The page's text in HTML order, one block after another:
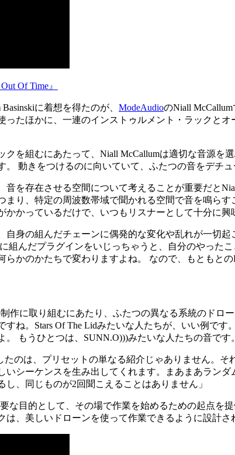
Of Time』
に着想を得たのが、 ModeAudioのNiall
ったほかに、一連のインストゥルメント・ラックと
クを組むにあたって、Niall McCallumは適切な音源を
。 動きをつけるのに向いていて、ふたつの音をデチ
音を存在させる空間について考えることが重要だと
まり、特定の周波数帯域で聞かれる空間で音を鳴ら
かかっているだけで、いつもリスナーとして十分に興
自身の組んだチェーンに偶発的な変化や乱れが一切
組んだプラグインをいじっちゃうと、自分のやった
らかのかたちで変わりますよね。 なので、もともと
作に取り組むにあたり、ふたつの異なる系統のドロ
すね。Stars Of The Lidみたいな人たちが、いい例で
。 もうひとつは、SUNN.O)))みたいな人たちの音で
たのは、プリセットの単なる紹介じゃありません。
いシーケンスを生み出してくれます。まあまあラン
し、同じものが2回聞こえることはありません」
な目的として、その場で作業を始めるための起点を
は、美しいドローンを使って作業できるように設計